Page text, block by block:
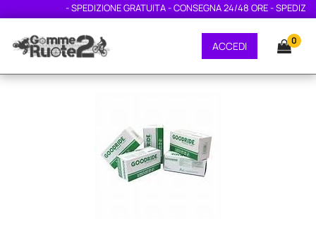
- SPEDIZIONE GRATUITA - CONSEGNA 24/48 ORE -
ACCEDI 0